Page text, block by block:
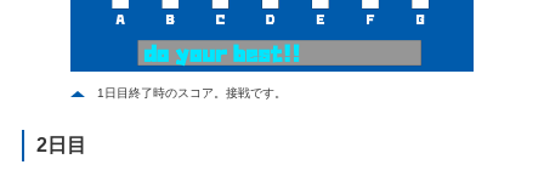
1日目終了時のスコア。接戦です。
2日目